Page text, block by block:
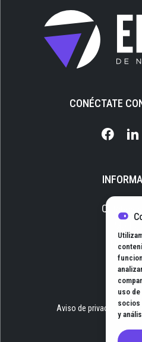
Quiénes
CONÉCTATE
Aviso de privacidad
uso
socios
y